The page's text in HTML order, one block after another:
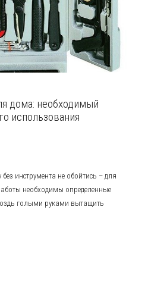
дома: необходимый
использования
инструмента не обойтись – для
необходимы определенные
голыми руками вытащить